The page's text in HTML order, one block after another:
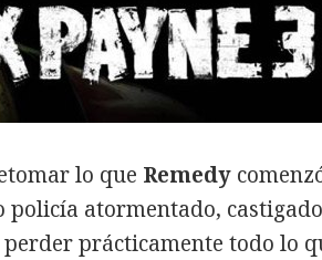
lo que Remedy
policía atormentado,
prácticamente todo lo